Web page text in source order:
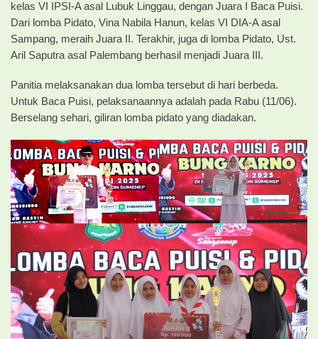
kelas VI IPSI-A asal Lubuk Linggau, dengan Juara I Baca Puisi.
Dari lomba Pidato, Vina Nabila Hanun, kelas VI DIA-A asal
Sampang, meraih Juara II. Terakhir, juga di lomba Pidato, Ust.
Aril Saputra asal Palembang berhasil menjadi Juara III.
Panitia melaksanakan dua lomba tersebut di hari berbeda.
Untuk Baca Puisi, pelaksanaannya adalah pada Rabu (11/06).
Berselang sehari, giliran lomba pidato yang diadakan.